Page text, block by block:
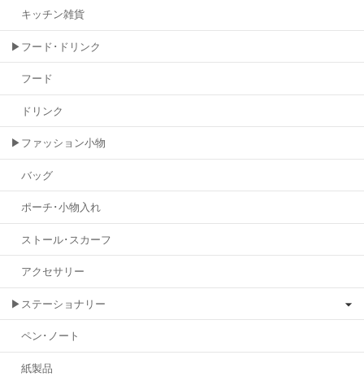
キッチン雑貨
▶フード･ドリンク
フード
ドリンク
▶ファッション小物
バッグ
ポーチ･小物入れ
ストール･スカーフ
アクセサリー
▶ステーショナリー
ペン･ノート
紙製品